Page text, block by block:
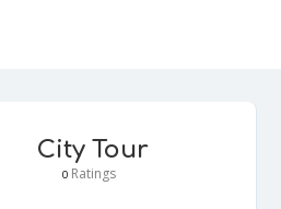
City Tour
0 Ratings